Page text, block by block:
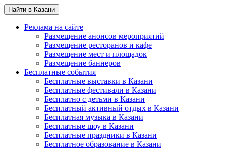
Найти в Казани
Реклама на сайте
Размещение анонсов мероприятий
Размещение ресторанов и кафе
Размещение мест и площадок
Размещение баннеров
Бесплатные события
Бесплатные выставки в Казани
Бесплатные фестивали в Казани
Бесплатно с детьми в Казани
Бесплатный активный отдых в Казани
Бесплатная музыка в Казани
Бесплатные шоу в Казани
Бесплатные праздники в Казани
Бесплатное образование в Казани